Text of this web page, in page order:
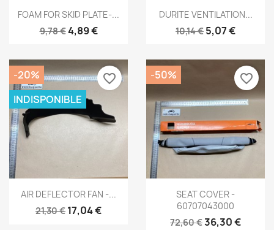
Aperçu rapide
FOAM FOR SKID PLATE-...
9,78 €4,89 €
Aperçu rapide
DURITE VENTILATION...
10,14 € 5,07 €
Aperçu rapide
AIR DEFLECTOR FAN -...
21,30 € 17,04 €
-20%
INDISPONIBLE
favorite_border
Aperçu rapide
SEAT COVER -
60707043000
72,60 €36,30 €
-50% favorite_border